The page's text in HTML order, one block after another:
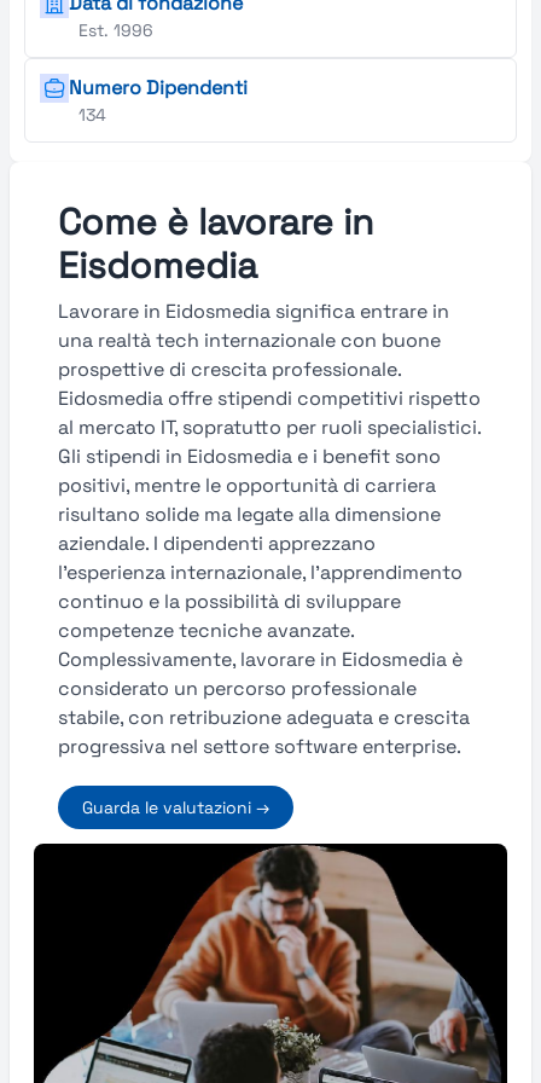
Est. 1996
Numero Dipendenti
134
Come è lavorare in
Eisdomedia
Lavorare in Eidosmedia significa entrare in
una realtà tech internazionale con buone
prospettive di crescita professionale.
Eidosmedia offre stipendi competitivi rispetto
al mercato IT, sopratutto per ruoli specialistici.
Gli stipendi in Eidosmedia e i benefit sono
positivi, mentre le opportunità di carriera
risultano solide ma legate alla dimensione
aziendale. I dipendenti apprezzano
l’esperienza internazionale, l’apprendimento
continuo e la possibilità di sviluppare
competenze tecniche avanzate.
Complessivamente, lavorare in Eidosmedia è
considerato un percorso professionale
stabile, con retribuzione adeguata e crescita
progressiva nel settore software enterprise.
Guarda le valutazioni →